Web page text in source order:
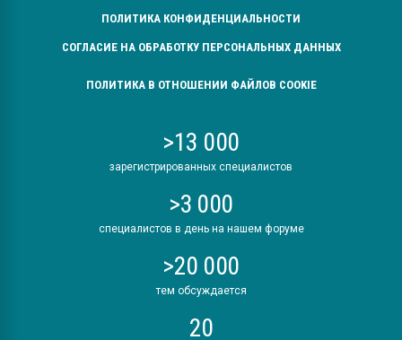
ПОЛИТИКА КОНФИДЕНЦИАЛЬНОСТИ
СОГЛАСИЕ НА ОБРАБОТКУ ПЕРСОНАЛЬНЫХ ДАННЫХ
ПОЛИТИКА В ОТНОШЕНИИ ФАЙЛОВ COOKIE
>13 000
зарегистрированных специалистов
>3 000
специалистов в день на нашем форуме
>20 000
тем обсуждается
20